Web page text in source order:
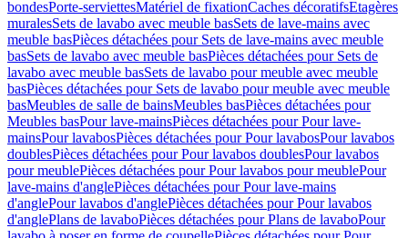
bondesPorte-serviettesMatériel de fixationCaches décoratifsEtagères
muralesSets de lavabo avec meuble basSets de lave-mains avec
meuble basPièces détachées pour Sets de lave-mains avec meuble
basSets de lavabo avec meuble basPièces détachées pour Sets de
lavabo avec meuble basSets de lavabo pour meuble avec meuble
basPièces détachées pour Sets de lavabo pour meuble avec meuble
basMeubles de salle de bainsMeubles basPièces détachées pour
Meubles basPour lave-mainsPièces détachées pour Pour lave-
mainsPour lavabosPièces détachées pour Pour lavabosPour lavabos
doublesPièces détachées pour Pour lavabos doublesPour lavabos
pour meublePièces détachées pour Pour lavabos pour meublePour
lave-mains d'anglePièces détachées pour Pour lave-mains
d'anglePour lavabos d'anglePièces détachées pour Pour lavabos
d'anglePlans de lavaboPièces détachées pour Plans de lavaboPour